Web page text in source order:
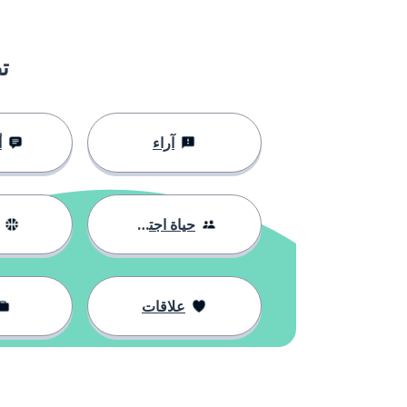
أن تناقش؛ أن
pegar يضرب؛ يلتقط
وجبة خفيفة
أن تفعل؛ أن
ver أن ترى
el cerdo لحم خنزير
آراء
حياة اجتماعية
علاقات